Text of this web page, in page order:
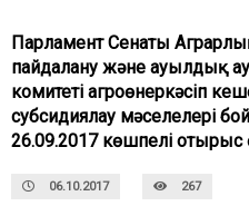
Парламент Сенаты
пайдалану және ауылдық
комитеті агроөнеркәсіп
субсидиялау мәселелері
26.09.2017 көшпелі отырыс
06.10.2017 267